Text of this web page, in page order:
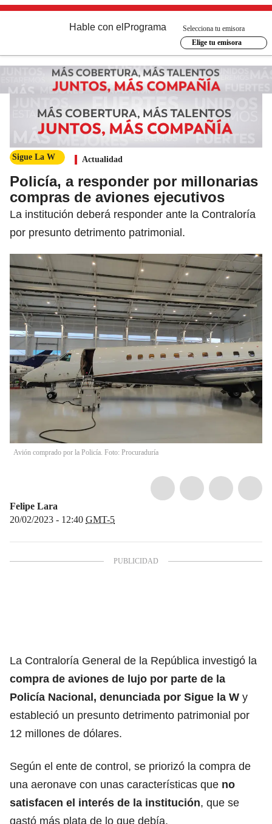
Hable con el Programa
Selecciona tu emisora
Elige tu emisora
Sigue La W Actualidad
Policía, a responder por millonarias
compras de aviones ejecutivos
La institución deberá responder ante la Contraloría
por presunto detrimento patrimonial.
Avión comprado por la Policía. Foto: Procuraduría
Felipe Lara
20/02/2023 - 12:40 GMT-5
La Contraloría General de la República investigó la
compra de aviones de lujo por parte de la
Policía Nacional, denunciada por Sigue la W y
estableció un presunto detrimento patrimonial por
12 millones de dólares.
Según el ente de control, se priorizó la compra de
una aeronave con unas características que no
satisfacen el interés de la institución, que se
gastó más plata de lo que debía.